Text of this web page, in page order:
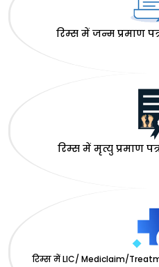
रिम्स में जन्म प्रमाण
रिम्स में मृत्यु प्रमाण
रिम्स में LIC/ Mediclaim/